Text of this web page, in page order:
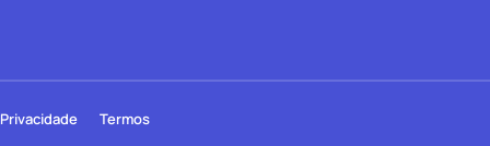
Privacidade Termos